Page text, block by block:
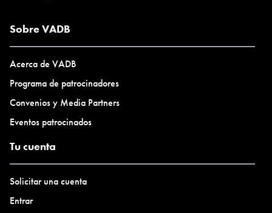
Sobre VADB
Acerca de VADB
Programa de patrocinadores
Convenios y Media Partners
Eventos patrocinados
Tu cuenta
Solicitar una cuenta
Entrar